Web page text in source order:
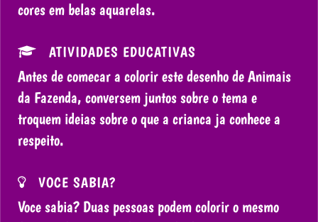
cores em belas aquarelas.
ATIVIDADES EDUCATIVAS
Antes de comecar a colorir este desenho de Animais
da Fazenda, conversem juntos sobre o tema e
troquem ideias sobre o que a crianca ja conhece a
respeito.
VOCE SABIA?
Voce sabia? Duas pessoas podem colorir o mesmo